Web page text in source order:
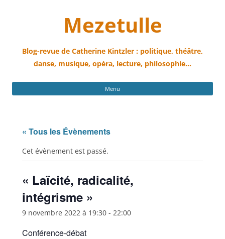
Mezetulle
Blog-revue de Catherine Kintzler : politique, théâtre,
danse, musique, opéra, lecture, philosophie…
Menu
« Tous les Évènements
Cet évènement est passé.
« Laïcité, radicalité,
intégrisme »
9 novembre 2022 à 19:30 - 22:00
Conférence-débat